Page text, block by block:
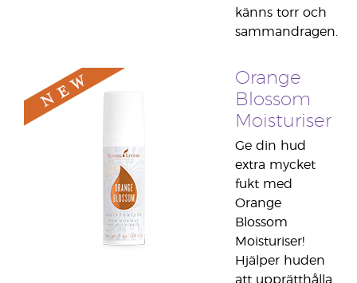
känns torr och
sammandragen.
Orange
Blossom
Moisturiser
Ge din hud
extra mycket
fukt med
Orange
Blossom
Moisturiser!
Hjälper huden
att upprätthålla